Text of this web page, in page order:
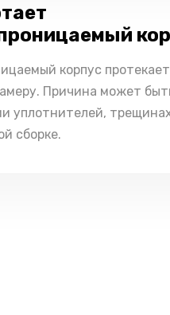
корпус
Причина может
уплотнителей,
сборке.